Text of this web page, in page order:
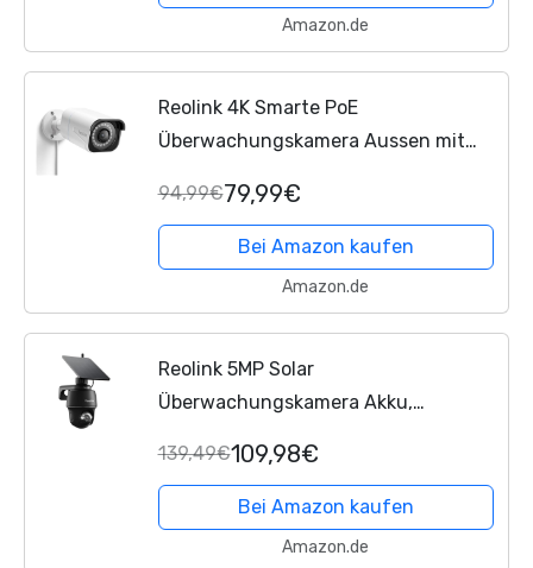
Bewegungsmelder,...
Amazon.de
Reolink 4K Smarte PoE
Überwachungskamera Aussen mit
IP Kamera mit Audio und microSD
Kartensteckplatz, IR Nachtsicht,
IP67...
94,99€79,99€
Bei Amazon kaufen
Amazon.de
Reolink 5MP Solar
Überwachungskamera Akku,
Outdoor Kabellos 2, 4/5GHz WiFi,
Farbnachtsicht,
Personen/Auto/Tiererkennung,...
139,49€109,98€
Bei Amazon kaufen
Amazon.de